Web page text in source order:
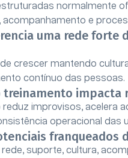
normalmente
acompanhamento e
uma rede forte
crescer mantendo
contínuo das pessoas.
treinamento impacta
reduz improvisos, acelera
operacional das
franqueados
suporte, cultura,